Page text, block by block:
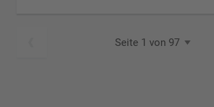
Seite 1 von 97